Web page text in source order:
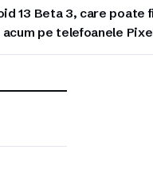
13 Beta 3, care poate
pe telefoanele